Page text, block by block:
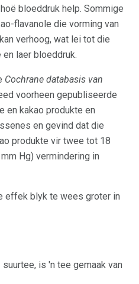
bloeddruk help. Sommige
flavanole die vorming van
verhoog, wat lei tot die
laer bloeddruk.
Cochrane databasis van
voorheen gepubliseerde
en kakao produkte en
en gevind dat die
produkte vir twee tot 18
Hg) vermindering in
effek blyk te wees groter in
is 'n tee gemaak van